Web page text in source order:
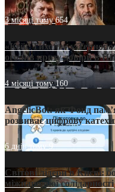
3 місяці тому654
«Кейс Тихона» у
оголив кризу довіри в
4 місяці тому160
AngelicBot: як Фонд
розвиває цифрову
6 днів тому9
Світові лідери в Києві:
міжнародної солідарності